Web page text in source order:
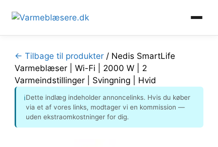
indhold
← Tilbage til produkter / Nedis SmartLife
Varmeblæser | Wi-Fi | 2000 W | 2
Varmeindstillinger | Svingning | Hvid
ℹDette indlæg indeholder annoncelinks. Hvis du køber
via et af vores links, modtager vi en kommission —
uden ekstraomkostninger for dig.